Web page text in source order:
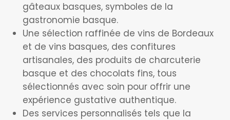
gâteaux basques, symboles de la
gastronomie basque.
Une sélection raffinée de vins de Bordeaux
et de vins basques, des confitures
artisanales, des produits de charcuterie
basque et des chocolats fins, tous
sélectionnés avec soin pour offrir une
expérience gustative authentique.
Des services personnalisés tels que la